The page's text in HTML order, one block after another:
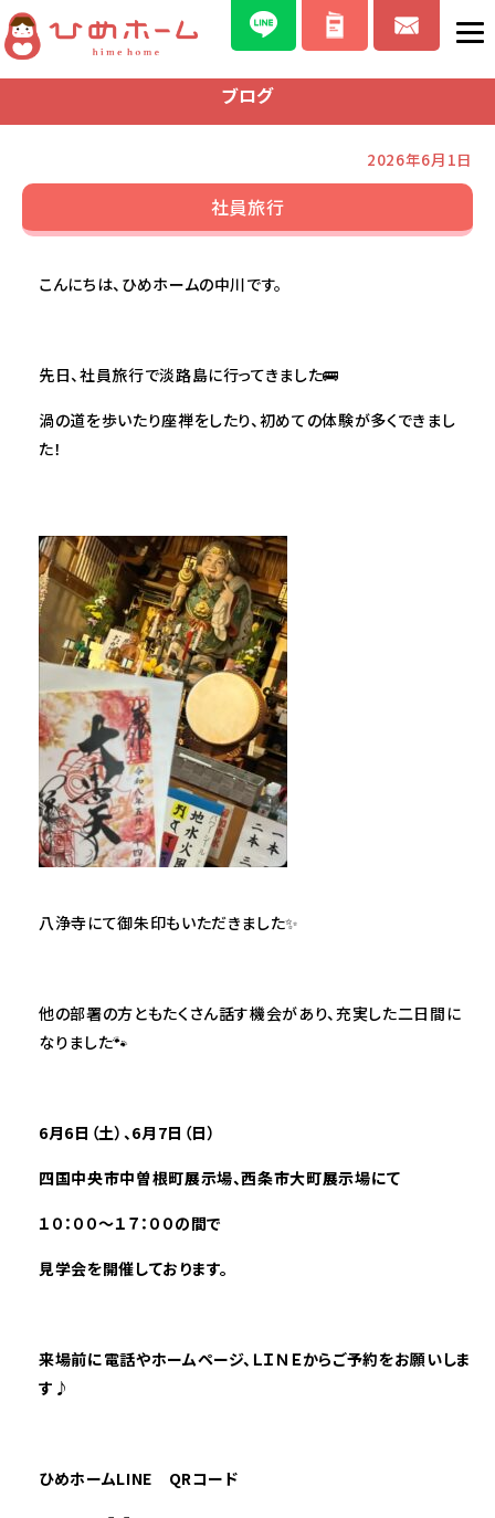
ブログ
2026年6月1日
社員旅行
こんにちは、ひめホームの中川です。
先日、社員旅行で淡路島に行ってきました🚌
渦の道を歩いたり座禅をしたり、初めての体験が多くできまし
た！
八浄寺にて御朱印もいただきました✨
他の部署の方ともたくさん話す機会があり、充実した二日間に
なりました🐾
6月6日（土）、6月7日（日）
四国中央市中曽根町展示場、西条市大町展示場にて
１０：００～１７：００の間で
見学会を開催しております。
来場前に電話やホームページ、ＬＩＮＥからご予約をお願いしま
す♪
ひめホームLINE QRコード